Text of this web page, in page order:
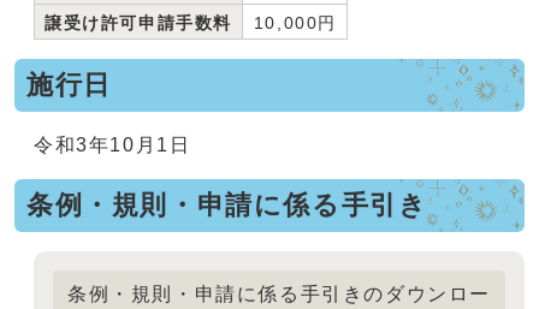
譲受け許可申請手数料
10,000円
施行日
令和3年10月1日
条例・規則・申請に係る手引き
条例・規則・申請に係る手引きのダウンロー